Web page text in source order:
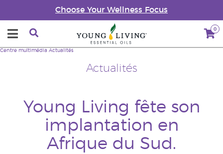
Choose Your Wellness Focus
0
Actualités
Centre multimédia Actualités
Young Living fête son
implantation en
Afrique du Sud.